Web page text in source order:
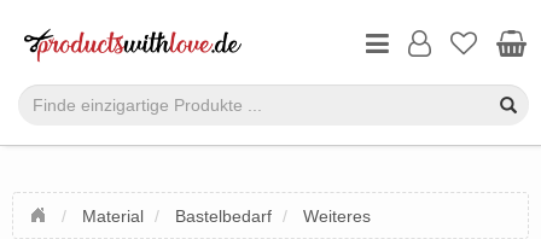
Material Bastelbedarf Weiteres